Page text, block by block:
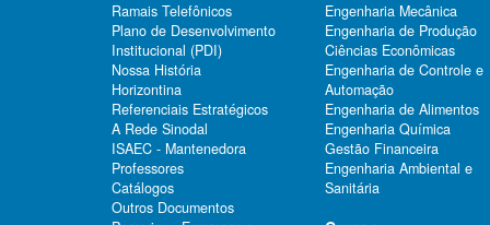
Ramais Telefônicos
Plano de Desenvolvimento
Institucional (PDI)
Nossa História
Horizontina
Referenciais Estratégicos
A Rede Sinodal
ISAEC - Mantenedora
Professores
Catálogos
Outros Documentos
Engenharia Mecânica
Engenharia de Produção
Ciências Econômicas
Engenharia de Controle e
Automação
Engenharia de Alimentos
Engenharia Química
Gestão Financeira
Engenharia Ambiental e
Sanitária